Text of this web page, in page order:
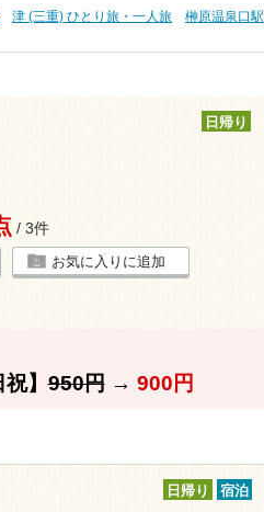
津 (三重) ひとり旅・一人旅
榊原温泉口駅
日帰り
/ 3件
お気に入りに追加
】950円→ 900円
日帰り 宿泊